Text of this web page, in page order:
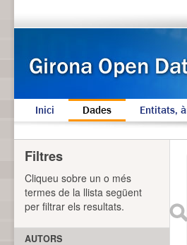
Inici Dades Entitats,
Filtres
Cliqueu sobre un o més
termes de la llista següent
per filtrar els resultats.
AUTORS